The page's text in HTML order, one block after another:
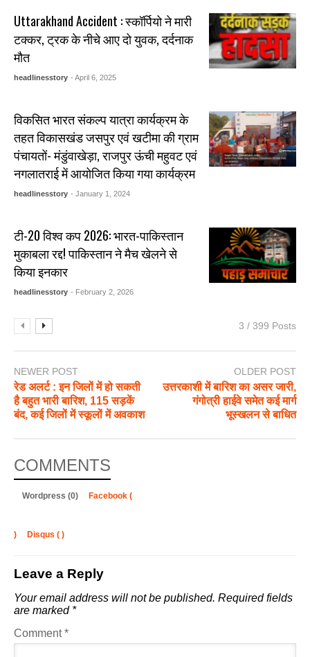
Uttarakhand Accident : स्कॉर्पियो ने मारी
टक्कर, ट्रक के नीचे आए दो युवक, दर्दनाक
मौत
headlinesstory - April 6, 2025
विकसित भारत संकल्प यात्रा कार्यक्रम के
तहत विकासखंड जसपुर एवं खटीमा की ग्राम
पंचायतों- मंडुंवाखेड़ा, राजपुर ऊंची महुवट एवं
नगलातराई में आयोजित किया गया कार्यक्रम
headlinesstory - January 1, 2024
टी-20 विश्व कप 2026: भारत-पाकिस्तान
मुकाबला रद्द! पाकिस्तान ने मैच खेलने से
किया इनकार
headlinesstory - February 2, 2026
3 / 399 Posts
NEWER POST
रेड अलर्ट : इन जिलों में हो सकती
है बहुत भारी बारिश, 115 सड़कें
बंद, कई जिलों में स्कूलों में अवकाश
OLDER POST
उत्तरकाशी में बारिश का असर जारी,
गंगोत्री हाईवे समेत कई मार्ग
भूस्खलन से बाधित
COMMENTS
Wordpress (0) Facebook (
) Disqus ( )
Leave a Reply
Your email address will not be published. Required fields
are marked *
Comment*